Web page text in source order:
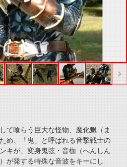
て喰らう巨大な怪物、魔化魍（ま
め、「鬼」と呼ばれる音撃戦士の
キが、変身鬼弦・音枷（へんしん
が発する特殊な音波をキーにし